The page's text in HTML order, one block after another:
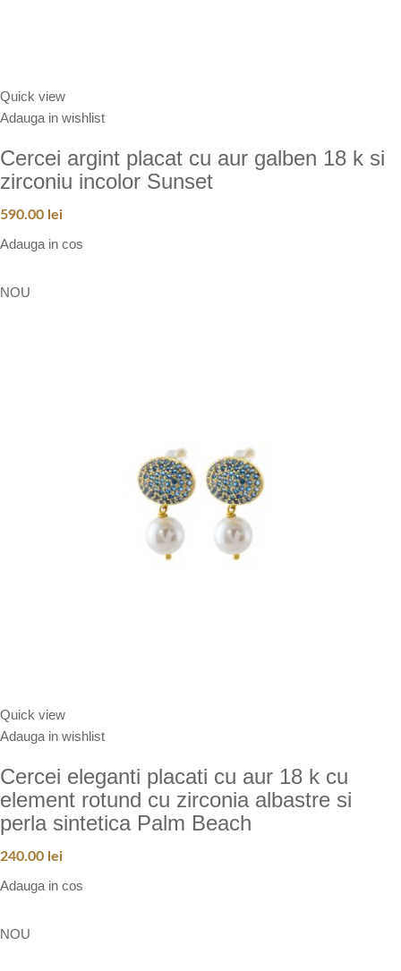
Quick view
Adauga in wishlist
Cercei argint placat cu aur galben 18 k si
zirconiu incolor Sunset
590.00 lei
Adauga in cos
NOU
Quick view
Adauga in wishlist
Cercei eleganti placati cu aur 18 k cu
element rotund cu zirconia albastre si
perla sintetica Palm Beach
240.00 lei
Adauga in cos
NOU